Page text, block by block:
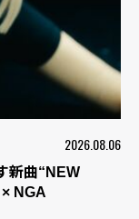
2026.08.06
新曲“NEW
NGA